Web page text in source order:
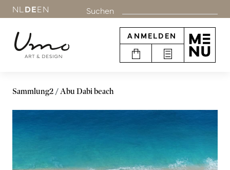
NL DEEN Suchen
ANMELDEN
Sammlung2 Abu Dabi beach